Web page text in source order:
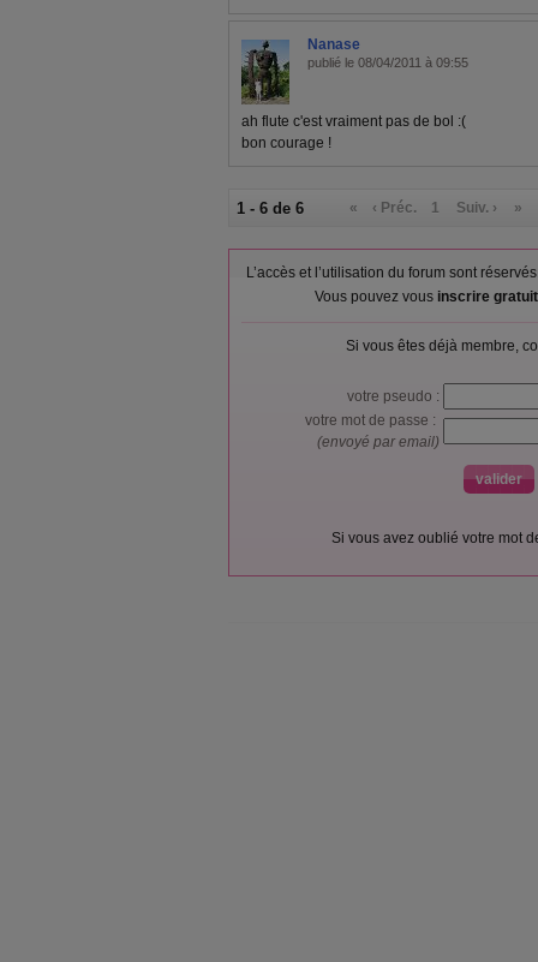
Nanase
publié le 08/04/2011 à 09:55
ah flute c'est vraiment pas de bol :(
bon courage !
1 - 6 de 6 « ‹ Préc. 1 Suiv. › »
L’accès et l’utilisation du forum sont
Vous pouvez vous inscrire
Si vous êtes déjà membre,
votre pseudo :
votre mot de passe :
(envoyé par email)
Si vous avez oublié votre mot